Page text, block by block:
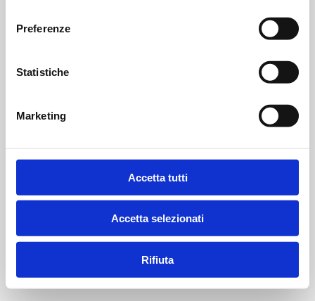
Preferenze
Statistiche
Marketing
Accetta tutti
Accetta selezionati
Rifiuta